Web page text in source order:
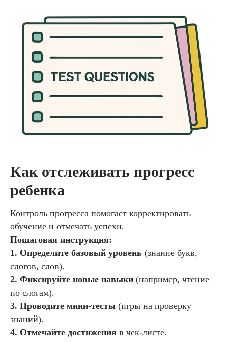
Как отслеживать прогресс
ребенка
Контроль прогресса помогает корректировать
обучение и отмечать успехи.
Пошаговая инструкция:
1. Определите базовый уровень (знание букв,
слогов, слов).
2. Фиксируйте новые навыки (например, чтение
по слогам).
3. Проводите мини-тесты (игры на проверку
знаний).
4. Отмечайте достижения в чек-листе.